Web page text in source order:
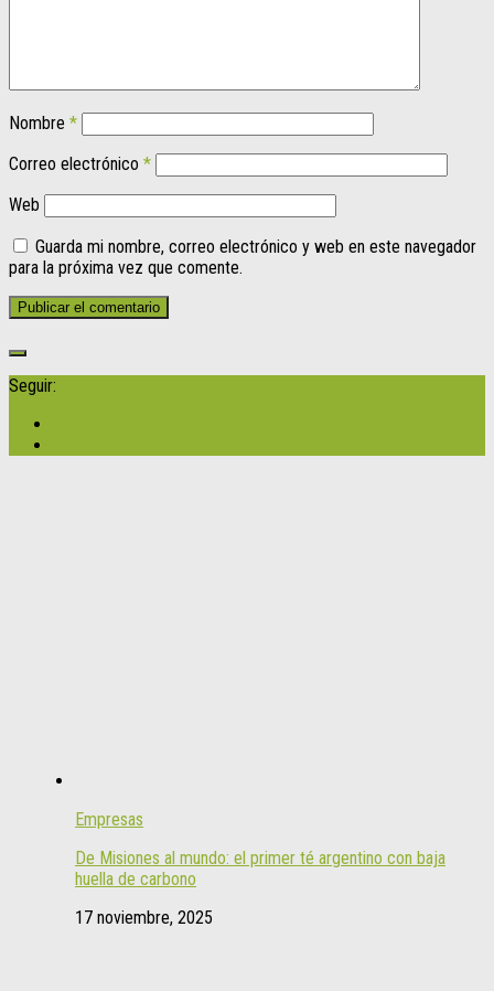
Nombre *
Correo electrónico *
Web
Guarda mi nombre, correo electrónico y web en este navegador
para la próxima vez que comente.
Seguir:
Empresas
De Misiones al mundo: el primer té argentino con baja
huella de carbono
17 noviembre, 2025